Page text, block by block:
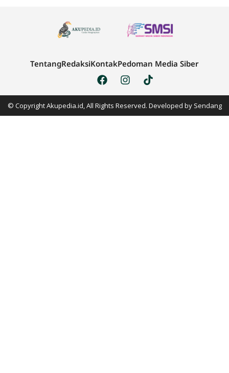
TentangRedaksiKontakPedoman Media Siber
© Copyright Akupedia.id, All Rights Reserved. Developed by Sendang